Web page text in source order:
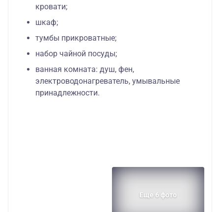
кровати;
шкаф;
тумбы прикроватные;
набор чайной посуды;
ванная комната: душ, фен,
электроводонагреватель, умывальные
принадлежности.
Еще 6 фото